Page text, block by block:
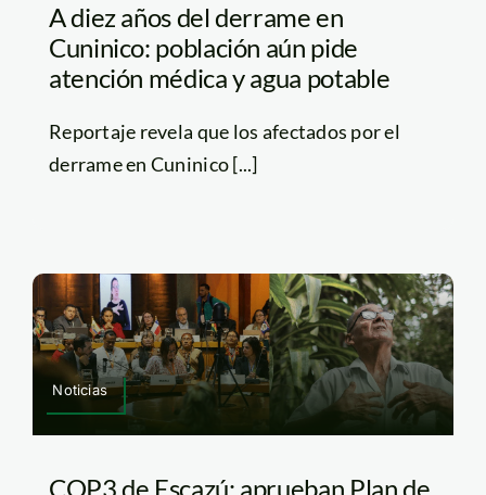
A diez años del derrame en
Cuninico: población aún pide
atención médica y agua potable
Reportaje revela que los afectados por el
derrame en Cuninico [...]
Noticias
COP3 de Escazú: aprueban Plan de